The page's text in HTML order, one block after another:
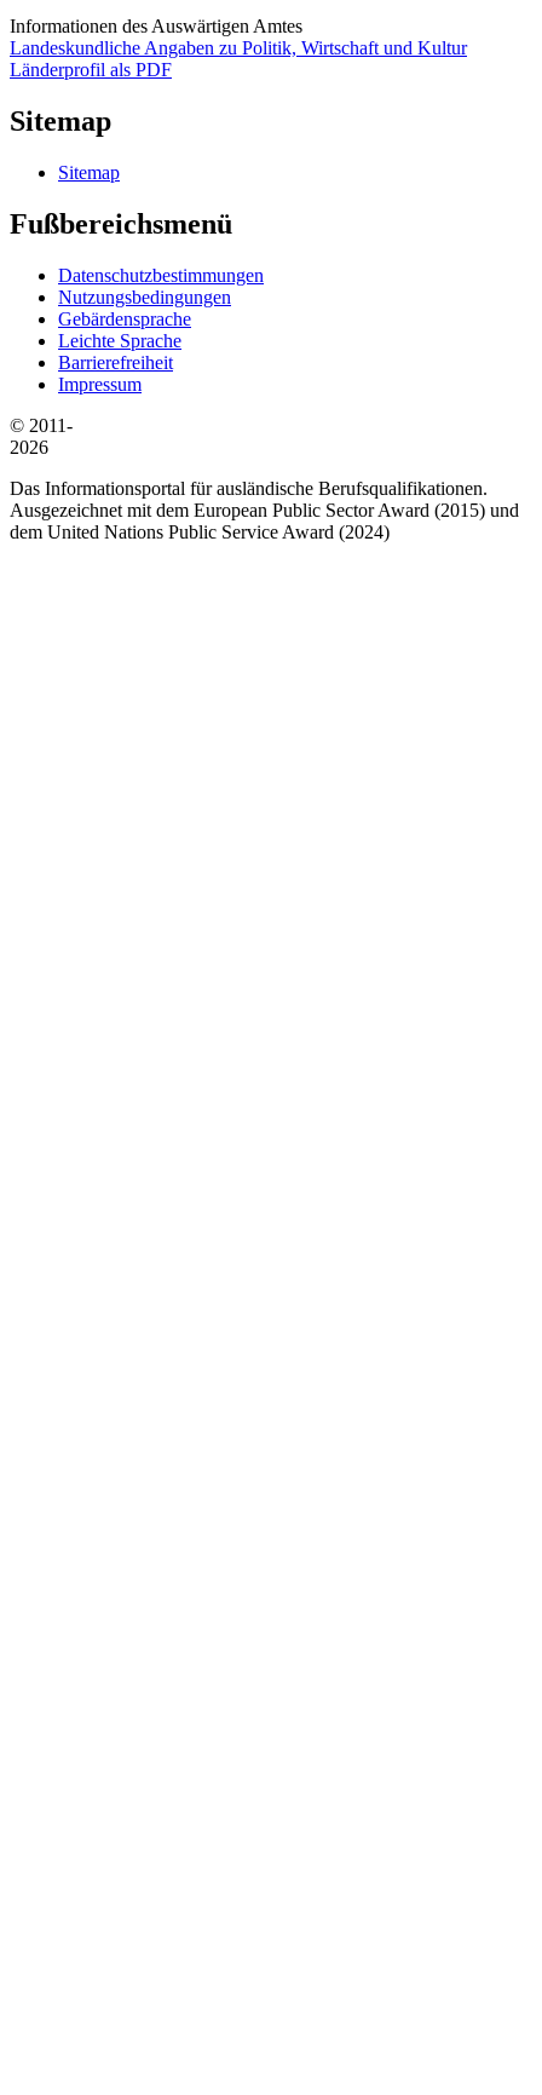
Informationen des Auswärtigen Amtes
Landeskundliche Angaben zu Politik, Wirtschaft und Kultur
Länderprofil als PDF
Sitemap
Sitemap
Fußbereichsmenü
Datenschutzbestimmungen
Nutzungsbedingungen
Gebärdensprache
Leichte Sprache
Barrierefreiheit
Impressum
© 2011-
2026
Das Informationsportal für ausländische Berufsqualifikationen.
Ausgezeichnet mit dem European Public Sector Award (2015) und
dem United Nations Public Service Award (2024)